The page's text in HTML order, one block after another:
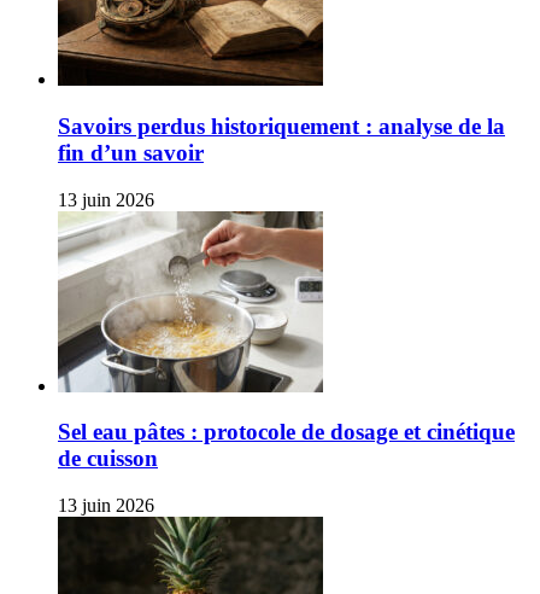
Savoirs perdus historiquement : analyse de la
fin d’un savoir
13 juin 2026
Sel eau pâtes : protocole de dosage et cinétique
de cuisson
13 juin 2026